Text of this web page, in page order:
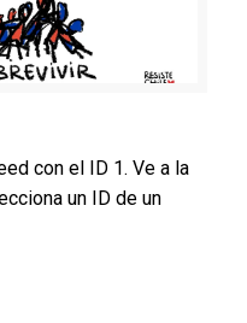
con el ID 1. Ve a la
un ID de un